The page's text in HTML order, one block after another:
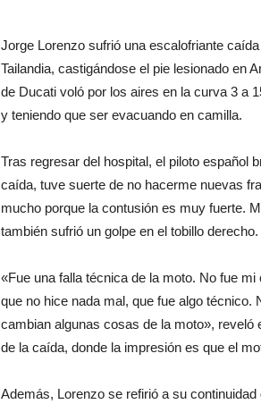
Jorge Lorenzo sufrió una escalofriante
Tailandia, castigándose el pie lesionado en
de Ducati voló por los aires en la curva 3 a
y teniendo que ser evacuando en camilla.
Tras regresar del hospital, el piloto español
caída, tuve suerte de no hacerme nuevas
mucho porque la contusión es muy fuerte.
también sufrió un golpe en el tobillo derecho.
«Fue una falla técnica de la moto. No fue
que no hice nada mal, que fue algo
cambian algunas cosas de la moto»,
de la caída, donde la impresión es que el
Además, Lorenzo se refirió a su